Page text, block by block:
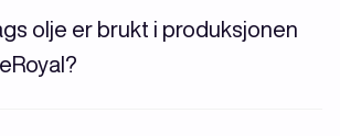
olje er brukt i produksjonen